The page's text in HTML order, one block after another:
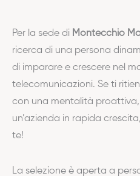
Per la sede di Montecchio
ricerca di una persona
di imparare e crescere nel
telecomunicazioni. Se ti
con una mentalità proattiva,
un’azienda in rapida
te!
La selezione è aperta a